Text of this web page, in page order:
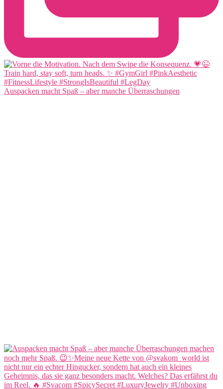
Auspacken macht Spaß – aber manche Überraschungen